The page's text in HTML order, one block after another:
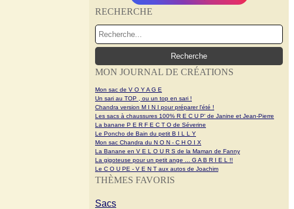
RECHERCHE
MON JOURNAL DE CRÉATIONS
Mon sac de V O Y A G E
Un sari au TOP , ou un top en sari !
Chandra version M I N I pour préparer l'été !
Les sacs à chaussures 100% R E C U P' de Janine et Jean-Pierre
La banane P E R F E C T O de Séverine
Le Poncho de Bain du petit B I L L Y
Mon sac Chandra du N O N - C H O I X
La Banane en V E L O U R S de la Maman de Fanny
La gigoteuse pour un petit ange ... G A B R I E L !!
Le C O U PE - V E N T aux autos de Joachim
THÈMES FAVORIS
Sacs